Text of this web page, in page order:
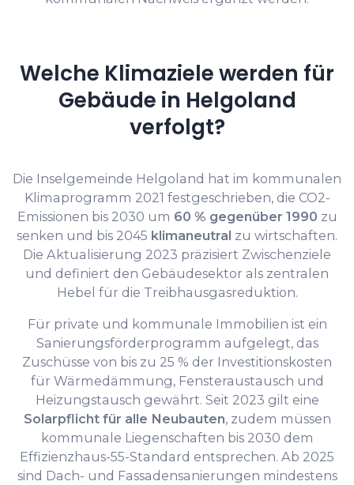
Welche Klimaziele werden für
Gebäude in Helgoland
verfolgt?
Die Inselgemeinde Helgoland hat im kommunalen
Klimaprogramm 2021 festgeschrieben, die CO2-
Emissionen bis 2030 um 60 % gegenüber 1990 zu
senken und bis 2045 klimaneutral zu wirtschaften.
Die Aktualisierung 2023 präzisiert Zwischenziele
und definiert den Gebäudesektor als zentralen
Hebel für die Treibhausgasreduktion.
Für private und kommunale Immobilien ist ein
Sanierungsförderprogramm aufgelegt, das
Zuschüsse von bis zu 25 % der Investitionskosten
für Wärmedämmung, Fensteraustausch und
Heizungstausch gewährt. Seit 2023 gilt eine
Solarpflicht für alle Neubauten, zudem müssen
kommunale Liegenschaften bis 2030 dem
Effizienzhaus-55-Standard entsprechen. Ab 2025
sind Dach- und Fassadensanierungen mindestens